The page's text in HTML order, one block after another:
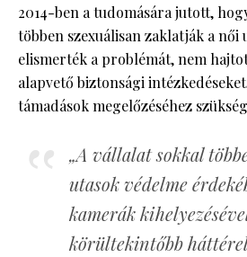
2014-ben a tudomására jutott,
többen szexuálisan zaklatják a női
elismerték a problémát, nem
alapvető biztonsági
támadások megelőzéséhez
„A vállalat sokkal
utasok védelme
kamerák
körültekintőbb